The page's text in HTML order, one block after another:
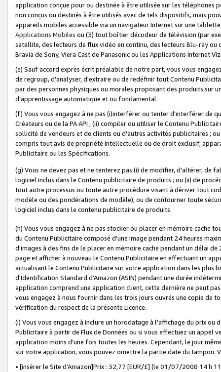
application conçue pour ou destinée à être utilisée sur les téléphones
non conçus ou destinés à être utilisés avec de tels dispositifs, mais
appareils mobiles accessible via un navigateur Internet sur une
Applications Mobiles ou (3) tout boîtier décodeur de télévision (par
satellite, des lecteurs de flux vidéo en continu, des lecteurs Blu-ray
Bravia de Sony, Viera Cast de Panasonic ou les Applications Internet
(e) Sauf accord exprès écrit préalable de notre part, vous vous
de regroup, d'analyser, d'extraire ou de redéfinir tout Contenu
par des personnes physiques ou morales proposant des produits sur
d’apprentissage automatique et ou fondamental.
(f) Vous vous engagez à ne pas (i)interférer ou tenter d'interférer de
Créateurs ou de la PA API ; (ii) compiler ou utiliser le Contenu
sollicité de vendeurs et de clients ou d'autres activités publicitaires ;
compris tout avis de propriété intellectuelle ou de droit exclusif,
Publicitaire ou les Spécifications.
(g) Vous ne devez pas et ne tenterez pas (i) de modifier, d'altérer, de
logiciel inclus dans le Contenu publicitaire de produits ; ou (ii) de
tout autre processus ou toute autre procédure visant à dériver tout
modèle ou des pondérations de modèle), ou de contourner toute
logiciel inclus dans le contenu publicitaire de produits.
(h) Vous vous engagez à ne pas stocker ou placer en mémoire cache
du Contenu Publicitaire composé d'une image pendant 24 heures
d'images à des fins de le placer en mémoire cache pendant un délai
page et afficher à nouveau le Contenu Publicitaire en effectuant un
actualisant le Contenu Publicitaire sur votre application dans les plus
d'Identification Standard d'Amazon (ASIN) pendant une durée
application comprend une application client, cette dernière ne peut
vous engagez à nous fournir dans les trois jours ouvrés une copie de
vérification du respect de la présente Licence.
(i) Vous vous engagez à inclure un horodatage à l'affichage du prix
Publicitaire à partir de Flux de Données ou si vous effectuez un appel
application moins d'une fois toutes les heures. Cependant, le jour
sur votre application, vous pouvez omettre la partie date du tampon.
• [insérer le Site d'Amazon]Prix : 32,77 [EUR/£] (le 01/07/2008 14 h